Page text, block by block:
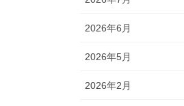
2026年6月
2026年5月
2026年2月